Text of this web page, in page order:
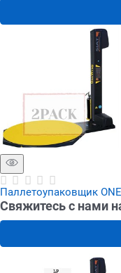
Паллетоупаковщик
Свяжитесь с нами